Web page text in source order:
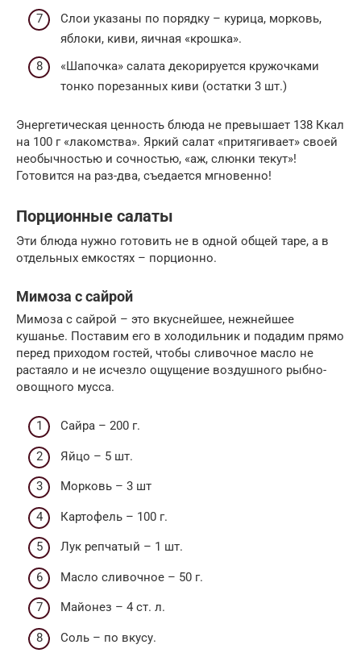
Слои указаны по порядку – курица, морковь,
яблоки, киви, яичная «крошка».
«Шапочка» салата декорируется кружочками
тонко порезанных киви (остатки 3 шт.)
Энергетическая ценность блюда не превышает 138 Ккал
на 100 г «лакомства». Яркий салат «притягивает» своей
необычностью и сочностью, «аж, слюнки текут»!
Готовится на раз-два, съедается мгновенно!
Порционные салаты
Эти блюда нужно готовить не в одной общей таре, а в
отдельных емкостях – порционно.
Мимоза с сайрой
Мимоза с сайрой – это вкуснейшее, нежнейшее
кушанье. Поставим его в холодильник и подадим прямо
перед приходом гостей, чтобы сливочное масло не
растаяло и не исчезло ощущение воздушного рыбно-
овощного мусса.
Сайра – 200 г.
Яйцо – 5 шт.
Морковь – 3 шт
Картофель – 100 г.
Лук репчатый – 1 шт.
Масло сливочное – 50 г.
Майонез – 4 ст. л.
Соль – по вкусу.